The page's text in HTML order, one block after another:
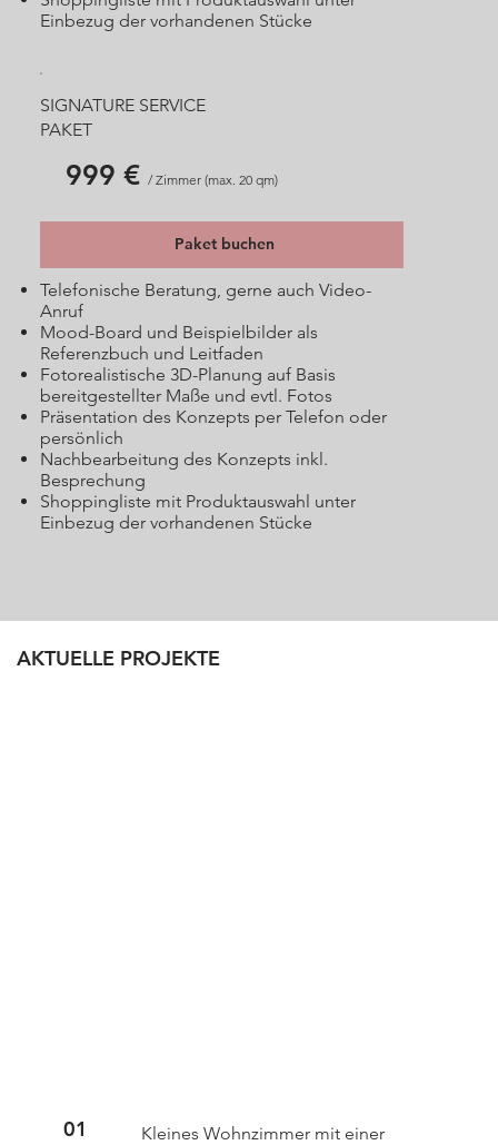
AKTUELLE PROJEKTE
01
Kleines Wohnzimmer mit einer
Einbezug der vorhandenen Stücke
SIGNATURE SERVICE
PAKET
Telefonische Beratung, gerne auch Video-
Anruf
Mood-Board und Beispielbilder als
Referenzbuch und Leitfaden
Fotorealistische 3D-Planung auf Basis
bereitgestellter Maße und evtl. Fotos
Präsentation des Konzepts per Telefon oder
persönlich
Nachbearbeitung des Konzepts inkl.
Besprechung
Shoppingliste mit Produktauswahl unter
Einbezug der vorhandenen Stücke
Paket buchen
999 € / Zimmer (max. 20 qm)